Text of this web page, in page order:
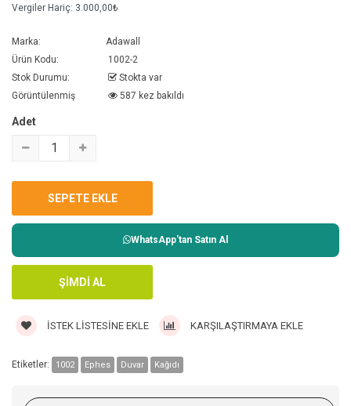
Vergiler Hariç: 3.000,00₺
Marka:
Adawall
Ürün Kodu:
1002-2
Stok Durumu:
Stokta var
Görüntülenmiş
587 kez bakıldı
Adet
WhatsApp'tan Satın Al
İSTEK LISTESINE EKLE KARŞILAŞTIRMAYA EKLE
Etiketler: 1002 Ephes Duvar Kağıdı